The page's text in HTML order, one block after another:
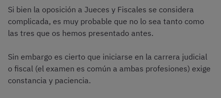
Si bien la oposición a Jueces y Fiscales se considera
complicada, es muy probable que no lo sea tanto como
las tres que os hemos presentado antes.
Sin embargo es cierto que iniciarse en la carrera judicial
o fiscal (el examen es común a ambas profesiones) exige
constancia y paciencia.